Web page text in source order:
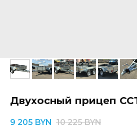
Двухосный прицеп
9 205 BYN 10 225 BYN